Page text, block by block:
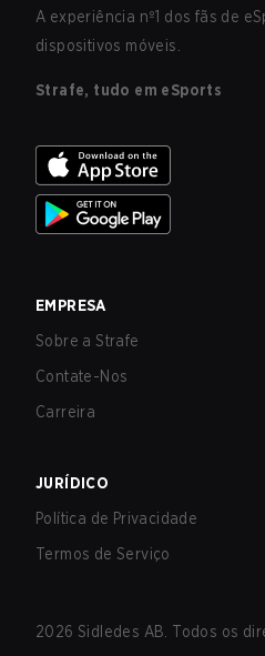
A experiência nº1 dos fãs de
dispositivos móveis.
Strafe, tudo em eSports
EMPRESA
Sobre a Strafe
Contate-Nos
Carreira
JURÍDICO
Política de Privacidade
Termos de Serviço
2026 Sidledes AB. Todos os